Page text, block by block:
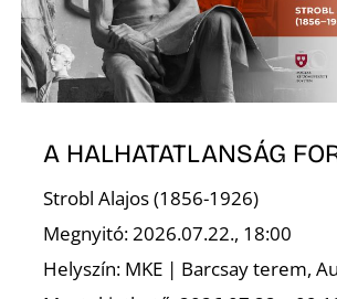
A HALHATATLANSÁG
Strobl Alajos (1856-1926)
Megnyitó: 2026.07.22., 18:00
Helyszín: MKE | Barcsay terem,